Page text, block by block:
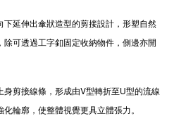
延伸出傘狀造型的剪接設計，形塑自然
可透過工字釦固定收納物件，側邊亦開
剪接線條，形成由V型轉折至U型的流線
輪廓，使整體視覺更具立體張力。